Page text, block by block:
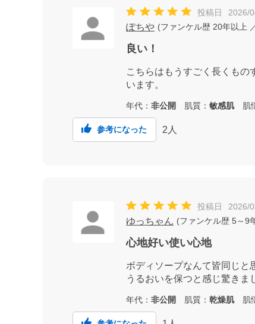
投稿日 2026/
ぽちや (ファンケル歴 20年以上
良い！
こちらはもうすごく長くも
います。
年代： 非公開 肌質： 敏感肌肌悩
参考になった 2 人
投稿日 2026/
ゆっちゃん (ファンケル歴 5～9
心地好い使い心地
ボディソープなんて皆同じと
うるおいを保つと感じ驚きま
年代： 非公開 肌質： 乾燥肌肌悩